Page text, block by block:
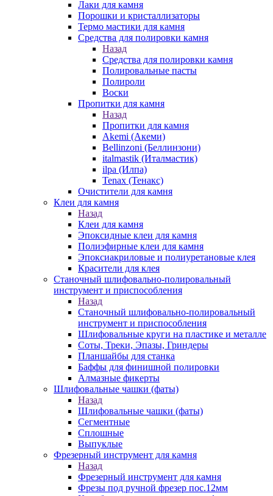
Лаки для камня
Порошки и кристаллизаторы
Термо мастики для камня
Средства для полировки камня
Назад
Средства для полировки камня
Полировальные пасты
Полироли
Воски
Пропитки для камня
Назад
Пропитки для камня
Akemi (Акеми)
Bellinzoni (Беллинзони)
italmastik (Италмастик)
ilpa (Илпа)
Tenax (Тенакс)
Очистители для камня
Клеи для камня
Назад
Клеи для камня
Эпоксидные клеи для камня
Полиэфирные клеи для камня
Эпоксиакриловые и полиуретановые клея
Красители для клея
Станочный шлифовально-полировальный
инструмент и приспособления
Назад
Станочный шлифовально-полировальный
инструмент и приспособления
Шлифовальные круги на пластике и металле
Соты, Треки, Эпазы, Гриндеры
Планшайбы для станка
Баффы для финишной полировки
Алмазные фикерты
Шлифовальные чашки (фаты)
Назад
Шлифовальные чашки (фаты)
Сегментные
Сплошные
Выпуклые
Фрезерный инструмент для камня
Назад
Фрезерный инструмент для камня
Фрезы под ручной фрезер пос.12мм